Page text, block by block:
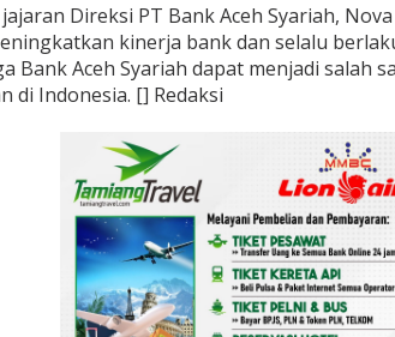
jajaran Direksi PT Bank Aceh Syariah,
kinerja bank dan selalu
Bank Aceh Syariah dapat menjadi salah
di Indonesia. [] Redaksi